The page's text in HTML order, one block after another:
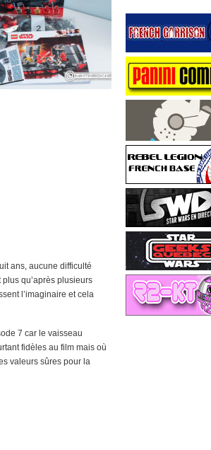
ans, aucune difficulté
plus qu’après plusieurs
l’imaginaire et cela
7 car le vaisseau
fidèles au film mais où
valeurs sûres pour la